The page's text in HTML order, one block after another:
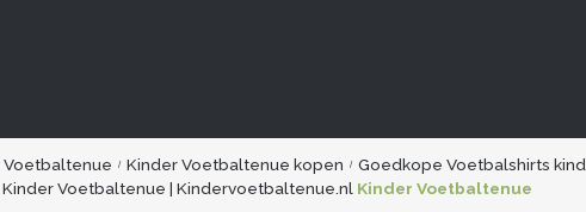
Voetbaltenue Kinder Voetbaltenue kopen
Goedkope Voetbalshirts kind
Kinder Voetbaltenue | Kindervoetbaltenue.nl Kinder Voetbaltenue